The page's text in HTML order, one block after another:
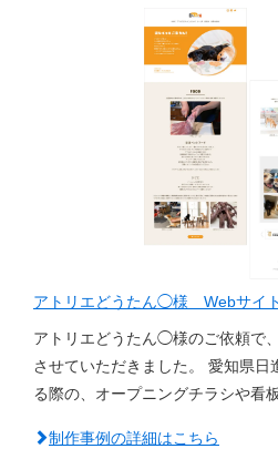
アトリエどうたん◯様 Webサイ
アトリエどうたん◯様のご依頼で
させていただきました。 愛知県日
る際の、オープニングチラシや看
制作事例の詳細はこちら